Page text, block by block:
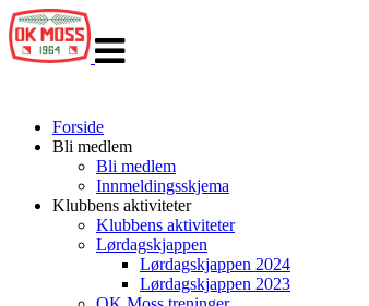
navigasjon
Forside
Bli medlem
Bli medlem
Innmeldingsskjema
Klubbens aktiviteter
Klubbens aktiviteter
Lørdagskjappen
Lørdagskjappen 2024
Lørdagskjappen 2023